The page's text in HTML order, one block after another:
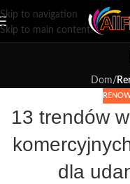
Skip to navigation
Skip to main content
Dom/
13 trendów
dla